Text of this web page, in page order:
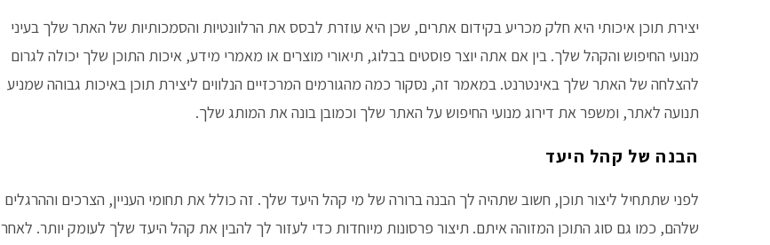
יצירת תוכן איכותי היא חלק מכריע בקידום אתרים, שכן היא עוזרת לבסס את הרלוונטיות והסמכותיות של האתר שלך בעיני
מנועי החיפוש והקהל שלך. בין אם אתה יוצר פוסטים בבלוג, תיאורי מוצרים או מאמרי מידע, איכות התוכן שלך יכולה לגרום
להצלחה של האתר שלך באינטרנט. במאמר זה, נסקור כמה מהגורמים המרכזיים הנלווים ליצירת תוכן באיכות גבוהה שמניע
תנועה לאתר, ומשפר את דירוג מנועי החיפוש על האתר שלך וכמובן בונה את המותג שלך.
הבנה של קהל היעד
לפני שתתחיל ליצור תוכן, חשוב שתהיה לך הבנה ברורה של מי קהל היעד שלך. זה כולל את תחומי העניין, הצרכים וההרגלים
שלהם, כמו גם סוג התוכן המזוהה איתם. תיצור פרסונות מיוחדות כדי לעזור לך להבין את קהל היעד שלך לעומק יותר. לאחר